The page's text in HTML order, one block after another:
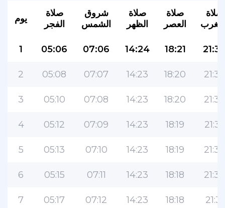
يوم
صلاة
الفجر
شروق
الشمس
صلاة
الظهر
صلاة
العصر
صلاة
1 05:06 07:06 14:24 18:21
2 05:08 07:07 14:23 18:20 21:37
3 05:10 07:08 14:23 18:20 21:36
4 05:12 07:09 14:23 18:19 21:35
5 05:13 07:10 14:23 18:19 21:34
6 05:15 07:11 14:23 18:18 21:32
7 05:17 07:12 14:23 18:18 21:31